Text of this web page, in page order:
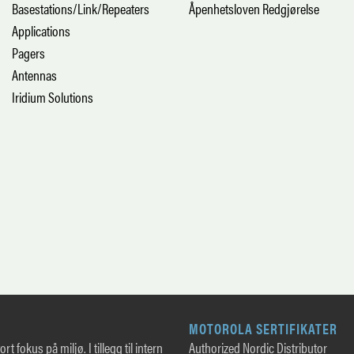
Basestations/Link/Repeaters
Applications
Pagers
Antennas
Iridium Solutions
Åpenhetsloven Redgjørelse
fokus på miljø. I tillegg til intern
MOTOROLA SERTIFIKATER
Authorized Nordic Distributor